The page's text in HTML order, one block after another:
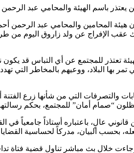
يعتذر باسم الهيئة والمحامي عبد الرحمن
أن هيئة المحامين والمحامي عبد الرحمن
عقب الإفراج عن ولد زاروق اليوم
تعتذر للمجتمع عن أي التباس قد يكون
بها البلاد، ووعيهم بالمخاطر التي
والتصرفات التي من شأنها زرع الفتنة
عالٍ، باعتباره أستاذاً جامعياً في
جاءت خلال بث مباشر تناول قضية فتاة